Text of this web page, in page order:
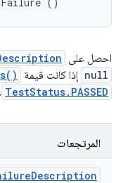
احصل على
null إذا كانت قيمة
TestStatus.PASSED
.
المرتجعات
Description